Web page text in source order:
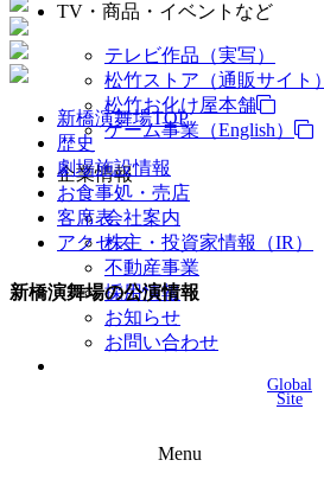
TV・商品・イベントなど
テレビ作品（実写）
松竹ストア（通販サイト）
松竹お化け屋本舗
ゲーム事業（English）
企業情報
会社案内
株主・投資家情報（IR）
不動産事業
採用情報
お知らせ
お問い合わせ
Global
Site
Menu
新橋演舞場TOP
歴史
劇場施設情報
お食事処・売店
客席表
アクセス
新橋演舞場の公演情報